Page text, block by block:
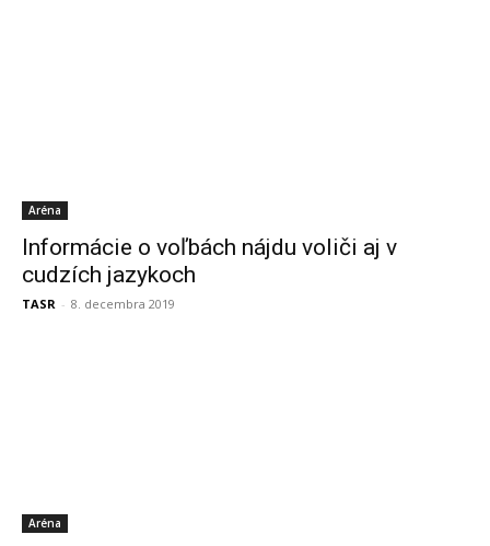
Aréna
Informácie o voľbách nájdu voliči aj v
cudzích jazykoch
TASR - 8. decembra 2019
Aréna